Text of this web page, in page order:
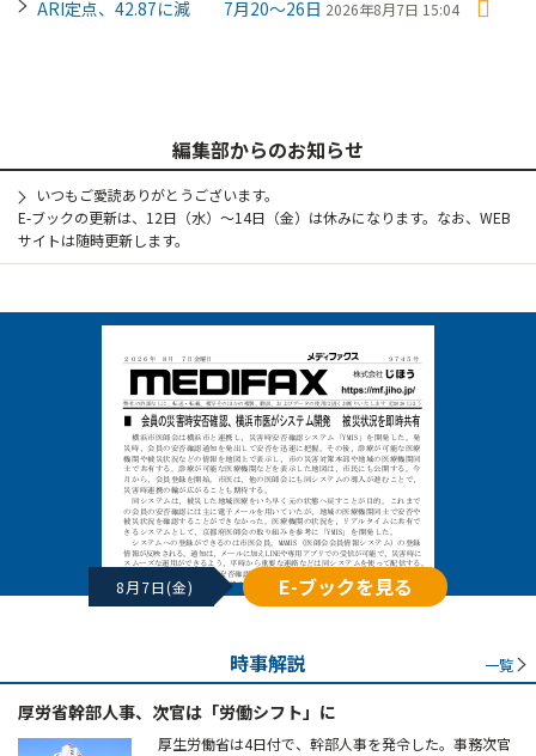
ARI定点、42.87に減 7月20～26日 2026年8月7日 15:04
編集部からのお知らせ
いつもご愛読ありがとうございます。
E-ブックの更新は、12日（水）～14日（金）は休みになります。なお、WEB
サイトは随時更新します。
8月7日(金) E-ブックを見る
時事解説 一覧
厚労省幹部人事、次官は「労働シフト」に
厚生労働省は4日付で、幹部人事を発令した。事務次官